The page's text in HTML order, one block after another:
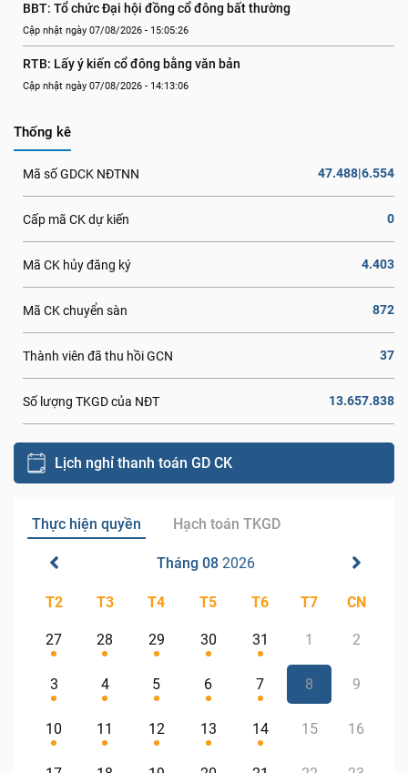
BBT: Tổ chức Đại hội đồng cổ đông bất thường
Cập nhật ngày 07/08/2026 - 15:05:26
RTB: Lấy ý kiến cổ đông bằng văn bản
Cập nhật ngày 07/08/2026 - 14:13:06
Thống kê
Mã số GDCK NĐTNN 47.488|6.554
Cấp mã CK dự kiến 0
Mã CK hủy đăng ký 4.403
Mã CK chuyển sàn 872
Thành viên đã thu hồi GCN 37
Số lượng TKGD của NĐT 13.657.838
Lịch nghỉ thanh toán GD CK
Thực hiện quyền Hạch toán TKGD
Tháng 08 2026
T2 T3 T4 T5 T6 T7 CN
27 28 29 30 31 1 2
3 4 5 6 7 8 9
10 11 12 13 14 15 16